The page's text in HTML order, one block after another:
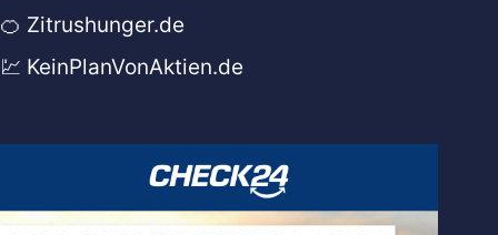
🍊 Zitrushunger.de
💹 KeinPlanVonAktien.de